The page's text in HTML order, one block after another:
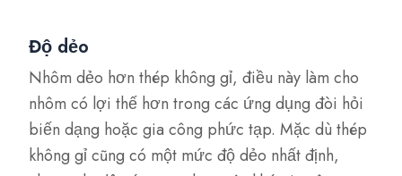
Độ dẻo
Nhôm dẻo hơn thép không gỉ, điều này làm cho
nhôm có lợi thế hơn trong các ứng dụng đòi hỏi
biến dạng hoặc gia công phức tạp. Mặc dù thép
không gỉ cũng có một mức độ dẻo nhất định,